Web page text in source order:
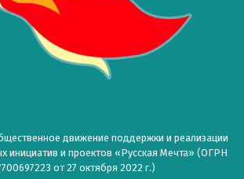
движение поддержки и реализации
инициатив и проектов «Русская Мечта» (ОГРН
от 27 октября 2022 г.)